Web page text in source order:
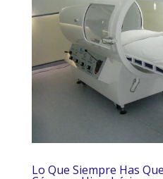
Lo Que Siempre Has